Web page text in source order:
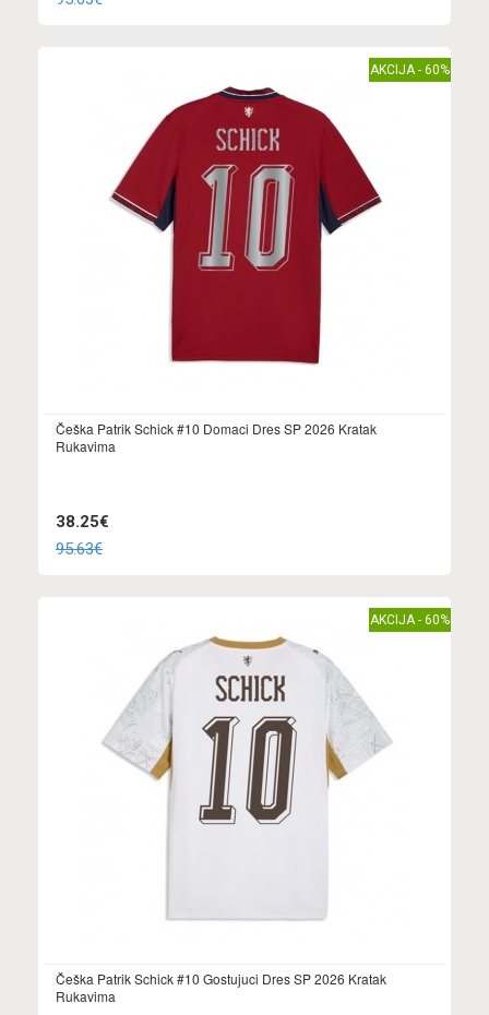
AKCIJA - 60%
Češka Patrik Schick #10 Domaci Dres SP 2026 Kratak
Rukavima
38.25€
95.63€
AKCIJA - 60%
Češka Patrik Schick #10 Gostujuci Dres SP 2026 Kratak
Rukavima